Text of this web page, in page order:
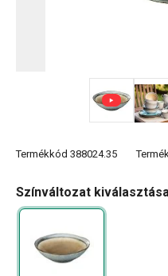
Termékkód 388024.35
Színváltozat